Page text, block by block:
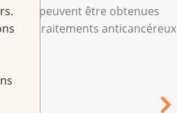
qui peuvent être obtenues
aux traitements anticancéreux